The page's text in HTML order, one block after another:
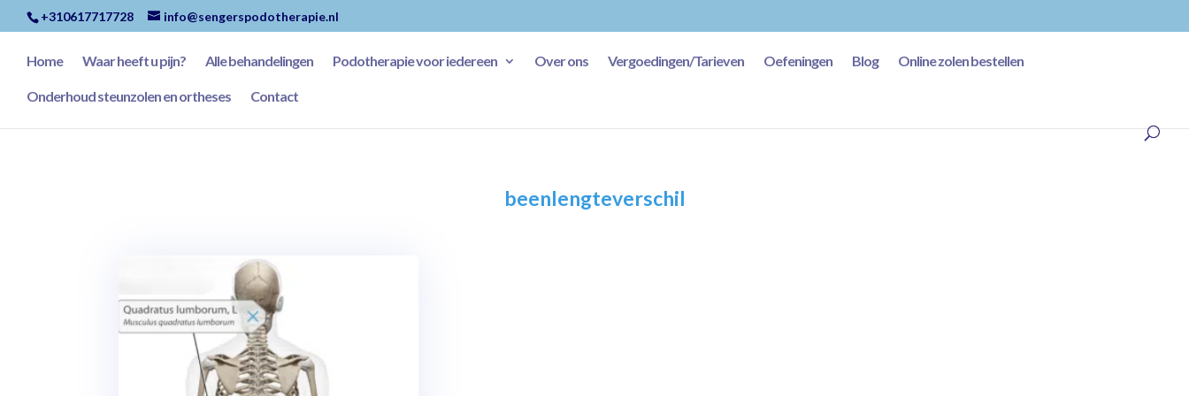
+310617717728 info@sengerspodotherapie.nl
Home Waar heeft u pijn? Alle behandelingen Podotherapie voor iedereen Over ons Vergoedingen/Tarieven Oefeningen Blog Online zolen bestellen
Onderhoud steunzolen en ortheses Contact
beenlengteverschil